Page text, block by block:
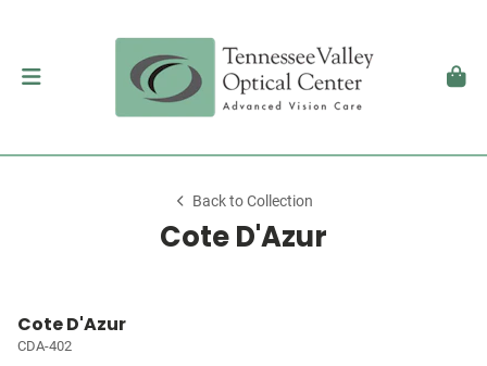
Back to Collection
Cote D'Azur
Cote D'Azur
CDA-402